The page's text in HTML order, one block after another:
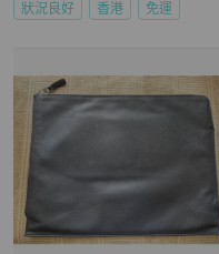
狀況良好 香港 免運